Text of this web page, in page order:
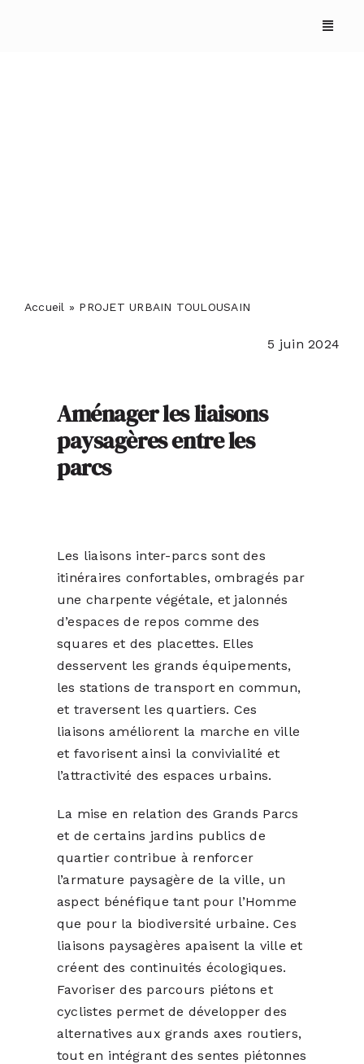
Accueil » PROJET URBAIN TOULOUSAIN
5 juin 2024
Aménager les liaisons
paysagères entre les
parcs
Les liaisons inter-parcs sont des
itinéraires confortables, ombragés par
une charpente végétale, et jalonnés
d’espaces de repos comme des
squares et des placettes. Elles
desservent les grands équipements,
les stations de transport en commun,
et traversent les quartiers. Ces
liaisons améliorent la marche en ville
et favorisent ainsi la convivialité et
l’attractivité des espaces urbains.
La mise en relation des Grands Parcs
et de certains jardins publics de
quartier contribue à renforcer
l’armature paysagère de la ville, un
aspect bénéfique tant pour l’Homme
que pour la biodiversité urbaine. Ces
liaisons paysagères apaisent la ville et
créent des continuités écologiques.
Favoriser des parcours piétons et
cyclistes permet de développer des
alternatives aux grands axes routiers,
tout en intégrant des sentes piétonnes
ACTUALITÉS
S’ABONNER